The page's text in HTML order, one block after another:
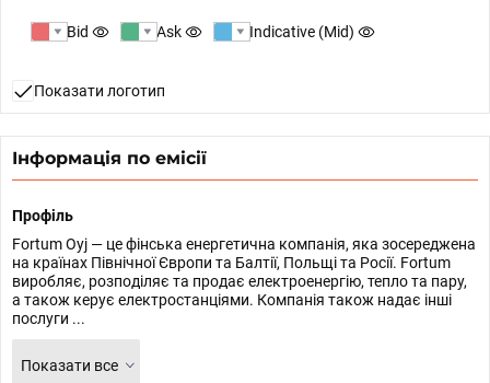
Bid Ask Indicative (Mid)
Показати логотип
Інформація по емісії
Профіль
Fortum Oyj — це фінська енергетична компанія, яка зосереджена
на країнах Північної Європи та Балтії, Польщі та Росії. Fortum
виробляє, розподіляє та продає електроенергію, тепло та пару,
а також керує електростанціями. Компанія також надає інші
послуги ...
Показати все